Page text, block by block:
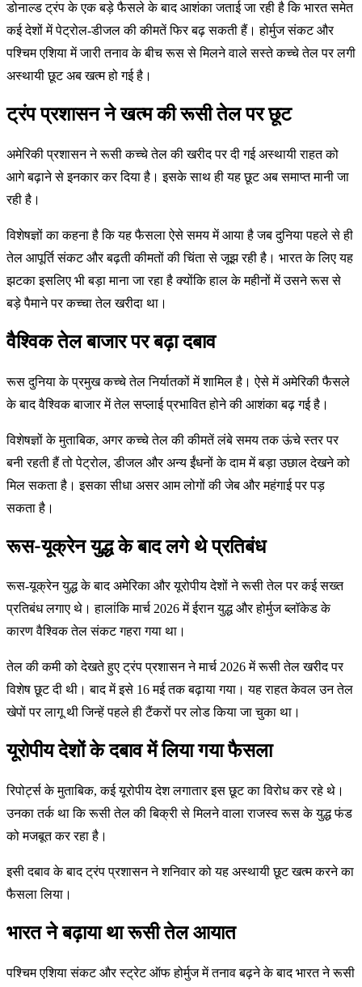
डोनाल्ड ट्रंप के एक बड़े फैसले के बाद आशंका जताई जा रही है कि भारत समेत
कई देशों में पेट्रोल-डीजल की कीमतें फिर बढ़ सकती हैं। होर्मुज संकट और
पश्चिम एशिया में जारी तनाव के बीच रूस से मिलने वाले सस्ते कच्चे तेल पर लगी
अस्थायी छूट अब खत्म हो गई है।
ट्रंप प्रशासन ने खत्म की रूसी तेल पर छूट
अमेरिकी प्रशासन ने रूसी कच्चे तेल की खरीद पर दी गई अस्थायी राहत को
आगे बढ़ाने से इनकार कर दिया है। इसके साथ ही यह छूट अब समाप्त मानी जा
रही है।
विशेषज्ञों का कहना है कि यह फैसला ऐसे समय में आया है जब दुनिया पहले से ही
तेल आपूर्ति संकट और बढ़ती कीमतों की चिंता से जूझ रही है। भारत के लिए यह
झटका इसलिए भी बड़ा माना जा रहा है क्योंकि हाल के महीनों में उसने रूस से
बड़े पैमाने पर कच्चा तेल खरीदा था।
वैश्विक तेल बाजार पर बढ़ा दबाव
रूस दुनिया के प्रमुख कच्चे तेल निर्यातकों में शामिल है। ऐसे में अमेरिकी फैसले
के बाद वैश्विक बाजार में तेल सप्लाई प्रभावित होने की आशंका बढ़ गई है।
विशेषज्ञों के मुताबिक, अगर कच्चे तेल की कीमतें लंबे समय तक ऊंचे स्तर पर
बनी रहती हैं तो पेट्रोल, डीजल और अन्य ईंधनों के दाम में बड़ा उछाल देखने को
मिल सकता है। इसका सीधा असर आम लोगों की जेब और महंगाई पर पड़
सकता है।
रूस-यूक्रेन युद्ध के बाद लगे थे प्रतिबंध
रूस-यूक्रेन युद्ध के बाद अमेरिका और यूरोपीय देशों ने रूसी तेल पर कई सख्त
प्रतिबंध लगाए थे। हालांकि मार्च 2026 में ईरान युद्ध और होर्मुज ब्लॉकेड के
कारण वैश्विक तेल संकट गहरा गया था।
तेल की कमी को देखते हुए ट्रंप प्रशासन ने मार्च 2026 में रूसी तेल खरीद पर
विशेष छूट दी थी। बाद में इसे 16 मई तक बढ़ाया गया। यह राहत केवल उन तेल
खेपों पर लागू थी जिन्हें पहले ही टैंकरों पर लोड किया जा चुका था।
यूरोपीय देशों के दबाव में लिया गया फैसला
रिपोर्ट्स के मुताबिक, कई यूरोपीय देश लगातार इस छूट का विरोध कर रहे थे।
उनका तर्क था कि रूसी तेल की बिक्री से मिलने वाला राजस्व रूस के युद्ध फंड
को मजबूत कर रहा है।
इसी दबाव के बाद ट्रंप प्रशासन ने शनिवार को यह अस्थायी छूट खत्म करने का
फैसला लिया।
भारत ने बढ़ाया था रूसी तेल आयात
पश्चिम एशिया संकट और स्ट्रेट ऑफ होर्मुज में तनाव बढ़ने के बाद भारत ने रूसी